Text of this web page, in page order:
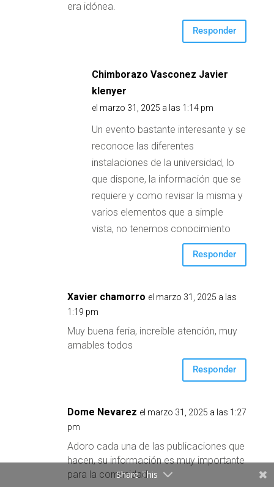
era idónea.
Responder
Chimborazo Vasconez Javier
klenyer
el marzo 31, 2025 a las 1:14 pm
Un evento bastante interesante y se
reconoce las diferentes
instalaciones de la universidad, lo
que dispone, la información que se
requiere y como revisar la misma y
varios elementos que a simple
vista, no tenemos conocimiento
Responder
Xavier chamorro el marzo 31, 2025 a las
1:19 pm
Muy buena feria, increíble atención, muy
amables todos
Responder
Dome Nevarez el marzo 31, 2025 a las 1:27
pm
Adoro cada una de las publicaciones que
hacen, su información es muy importante
para la comunidad
Share This